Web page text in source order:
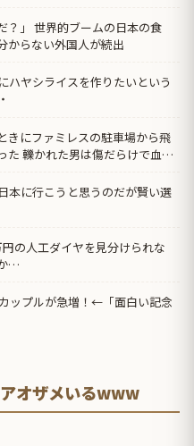
？」 世界的ブームの日本の食
からない外国人が続出
ハヤシライスを作りたいという
きにファミレスの駐車場から飛
た 轢かれた男は傷だらけで血ま
本に行こうと思うのだが賢い選
の人工ダイヤを見分けられな
…
ップルが急増！←「面白い記念
オザメいるwww